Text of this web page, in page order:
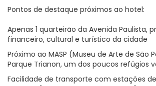
Pontos de destaque próximos ao hotel:
Apenas 1 quarteirão da Avenida Paulista,
financeiro, cultural e turístico da cidade
Próximo ao MASP (Museu de Arte de São
Parque Trianon, um dos poucos refúgios
Facilidade de transporte com estações